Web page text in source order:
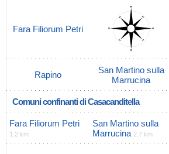
Fara Filiorum Petri
Rapino
San Martino sulla
Marrucina
Comuni confinanti di Casacanditella
Fara Filiorum Petri
1.2 km
San Martino sulla
Marrucina 2.7 km